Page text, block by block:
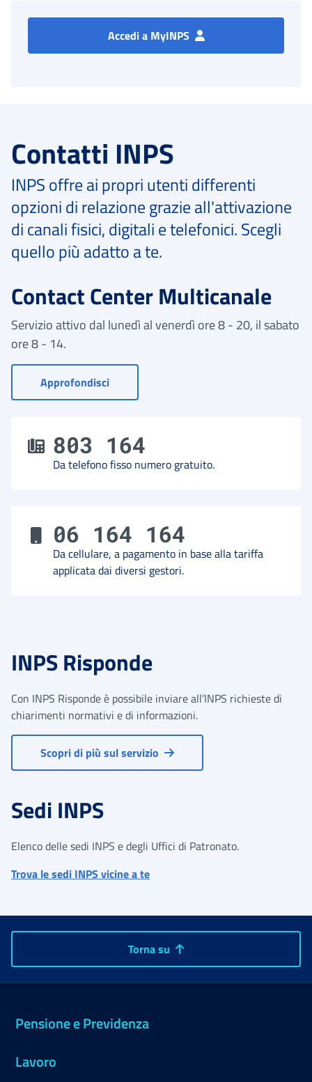
Accedi a MyINPS
Contatti INPS
INPS offre ai propri utenti differenti
opzioni di relazione grazie all'attivazione
di canali fisici, digitali e telefonici. Scegli
quello più adatto a te.
Contact Center Multicanale
Servizio attivo dal lunedì al venerdì ore 8 - 20, il sabato
ore 8 - 14.
Approfondisci- Vai a Contact Center
803 164
Da telefono fisso numero gratuito.
06 164 164
Da cellulare, a pagamento in base alla tariffa
applicata dai diversi gestori.
INPS Risponde
Con INPS Risponde è possibile inviare all’INPS richieste di
chiarimenti normativi e di informazioni.
Scopri di più sul servizio
Sedi INPS
Elenco delle sedi INPS e degli Uffici di Patronato.
Trova le sedi INPS vicine a te
Torna su
Pensione e Previdenza
Lavoro